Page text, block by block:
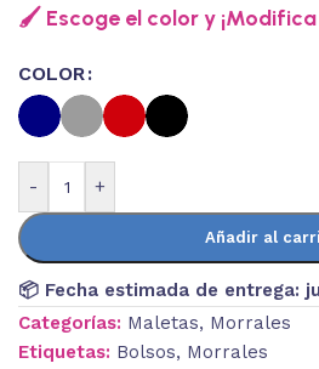
🖌️ Escoge el color y
COLOR
- +
Añadir al
📦 Fecha estimada de entrega:
Categorías: Maletas, Morrales
Etiquetas: Bolsos, Morrales